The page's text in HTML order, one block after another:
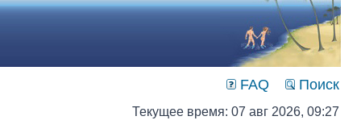
FAQ Поиск
Текущее время: 07 авг 2026, 09:27